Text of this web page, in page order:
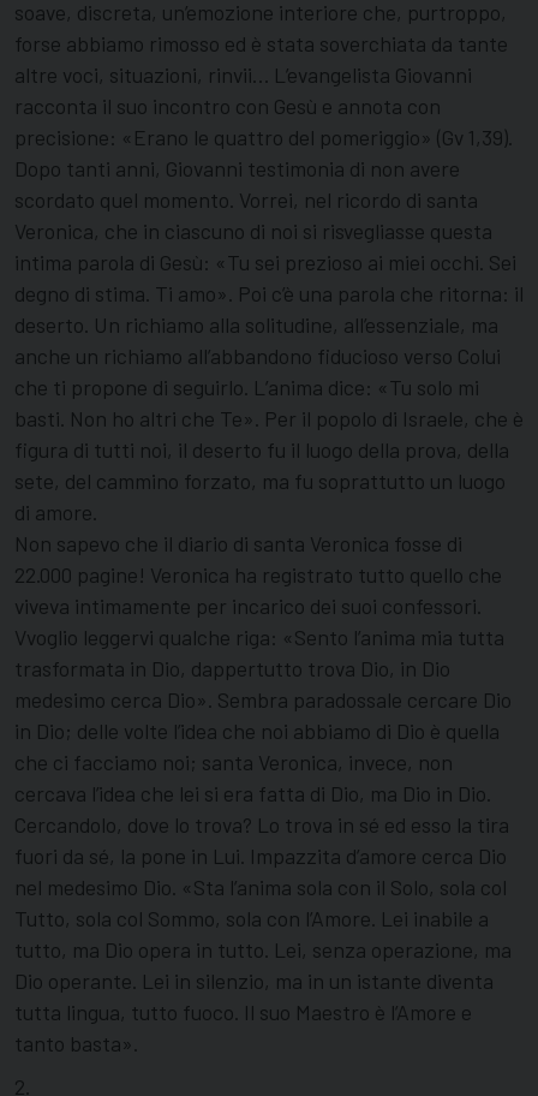
soave, discreta, un’emozione interiore che, purtroppo,
forse abbiamo rimosso ed è stata soverchiata da tante
altre voci, situazioni, rinvii… L’evangelista Giovanni
racconta il suo incontro con Gesù e annota con
precisione: «Erano le quattro del pomeriggio» (Gv 1,39).
Dopo tanti anni, Giovanni testimonia di non avere
scordato quel momento. Vorrei, nel ricordo di santa
Veronica, che in ciascuno di noi si risvegliasse questa
intima parola di Gesù: «Tu sei prezioso ai miei occhi. Sei
degno di stima. Ti amo». Poi c’è una parola che ritorna: il
deserto. Un richiamo alla solitudine, all’essenziale, ma
anche un richiamo all’abbandono fiducioso verso Colui
che ti propone di seguirlo. L’anima dice: «Tu solo mi
basti. Non ho altri che Te». Per il popolo di Israele, che è
figura di tutti noi, il deserto fu il luogo della prova, della
sete, del cammino forzato, ma fu soprattutto un luogo
di amore.
Non sapevo che il diario di santa Veronica fosse di
22.000 pagine! Veronica ha registrato tutto quello che
viveva intimamente per incarico dei suoi confessori.
Vvoglio leggervi qualche riga: «Sento l’anima mia tutta
trasformata in Dio, dappertutto trova Dio, in Dio
medesimo cerca Dio». Sembra paradossale cercare Dio
in Dio; delle volte l’idea che noi abbiamo di Dio è quella
che ci facciamo noi; santa Veronica, invece, non
cercava l’idea che lei si era fatta di Dio, ma Dio in Dio.
Cercandolo, dove lo trova? Lo trova in sé ed esso la tira
fuori da sé, la pone in Lui. Impazzita d’amore cerca Dio
nel medesimo Dio. «Sta l’anima sola con il Solo, sola col
Tutto, sola col Sommo, sola con l’Amore. Lei inabile a
tutto, ma Dio opera in tutto. Lei, senza operazione, ma
Dio operante. Lei in silenzio, ma in un istante diventa
tutta lingua, tutto fuoco. Il suo Maestro è l’Amore e
tanto basta».
2.